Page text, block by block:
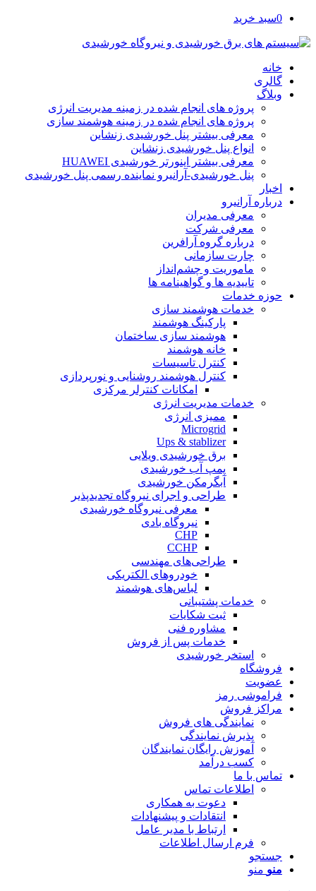
0سبد خرید
خانه
گالری
وبلاگ
پروژه های انجام شده در زمینه مدیریت انرژی
پروژه های انجام شده در زمینه هوشمند سازی
معرفی بیشتر پنل خورشیدی زنشاین
انواع پنل خورشیدی زنشاین
معرفی بیشتر اینورتر خورشیدی HUAWEI
پنل خورشیدی-آرانیرو نماینده رسمی پنل خورشیدی
اخبار
درباره آرانیرو
معرفی مدیران
معرفی شرکت
درباره گروه آرافرین
چارت سازمانی
ماموریت و چشم‌انداز
تاییدیه ها و گواهینامه ها
حوزه خدمات
خدمات هوشمند سازی
پارکینگ هوشمند
هوشمند سازی ساختمان
خانه هوشمند
کنترل تاسیسات
کنترل هوشمند روشنایی و نورپردازی
امکانات کنترلر مرکزی
خدمات مدیریت انرژی
ممیزی انرژی
Microgrid
Ups & stablizer
برق خورشیدی ویلایی
پمپ آب خورشیدی
آبگرمکن خورشیدی
طراحی و اجرای نیروگاه تجدیدپذیر
معرفی نیروگاه خورشیدی
نیروگاه بادی
CHP
CCHP
طراحی‌های مهندسی
خودروهای الکتریکی
لباس‌های هوشمند
خدمات پشتیبانی
ثبت شکایات
مشاوره فنی
خدمات پس از فروش
استخر خورشیدی
فروشگاه
عضویت
فراموشی رمز
مراکز فروش
نمایندگی های فروش
پذیرش نمایندگی
آموزش رایگان نمایندگان
کسب درآمد
تماس با ما
اطلاعات تماس
دعوت به همکاری
انتقادات و پیشنهادات
ارتباط با مدیر عامل
فرم ارسال اطلاعات
جستجو
منو منو